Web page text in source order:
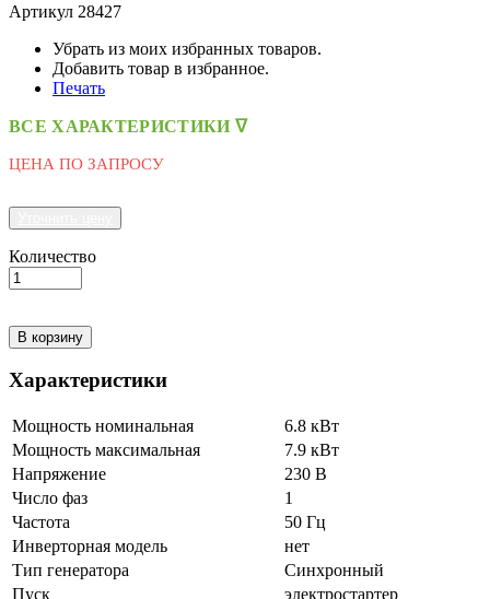
Артикул 28427
Убрать из моих избранных товаров.
Добавить товар в избранное.
Печать
ВСЕ ХАРАКТЕРИСТИКИ ᐁ
ЦЕНА ПО ЗАПРОСУ
Количество
В корзину
Характеристики
Мощность номинальная
6.8 кВт
Мощность максимальная
7.9 кВт
Напряжение
230 В
Число фаз
1
Частота
50 Гц
Инверторная модель
нет
Тип генератора
Синхронный
Пуск
электростартер